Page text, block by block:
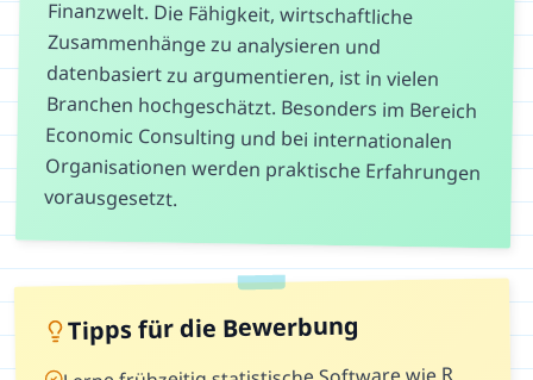
vorausgesetzt.
Tipps für die Bewerbung